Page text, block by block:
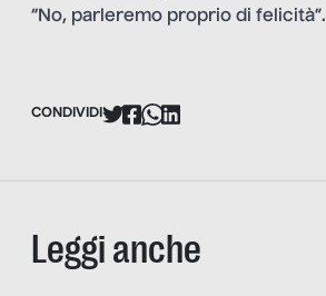
“No, parleremo proprio di felicità”.
CONDIVIDI
Leggi anche